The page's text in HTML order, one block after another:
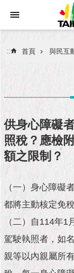
進
搜
民
服
務
市
團
隊
市
公
告
::: 首頁 與民互
供身心障礙
照稅？應檢
額之限制？
（一）身心障礙
都將主動核定免
（二）自114年
駕駛執照者，如
親等以內親屬所